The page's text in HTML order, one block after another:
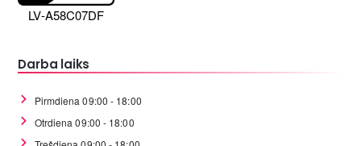
LV-A58C07DF
Darba laiks
Pirmdiena 09:00 - 18:00
Otrdiena 09:00 - 18:00